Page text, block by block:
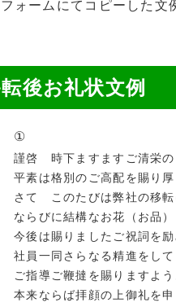
ォームにてコピーした文
後お礼状文例
①
謹啓 時下ますますご清栄の
平素は格別のご高配を賜り
さて このたびは弊社の移
ならびに結構なお花（お品
今後は賜りましたご祝詞を
社員一同さらなる精進をし
ご指導ご鞭撻を賜りますよ
本来ならば拝顔の上御礼を